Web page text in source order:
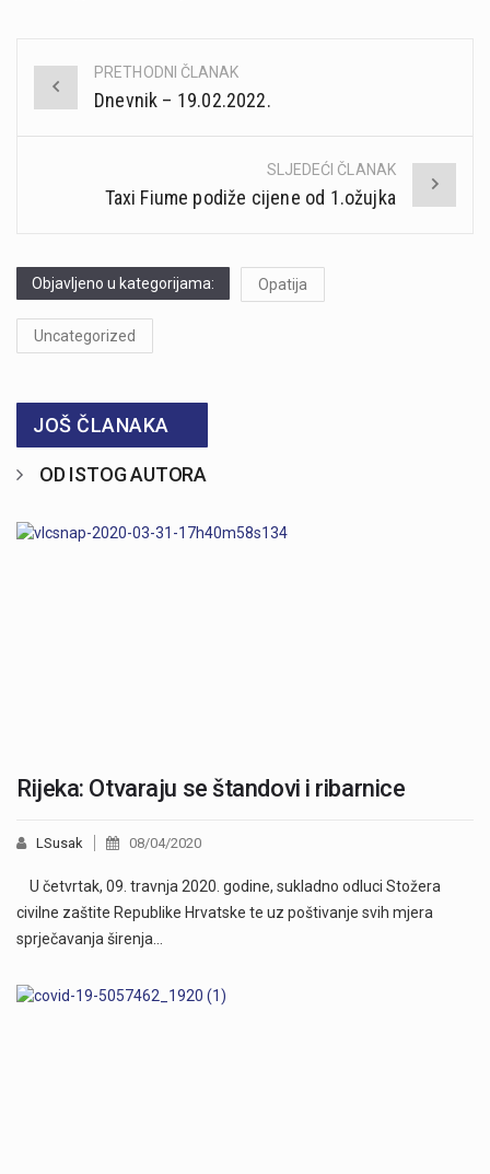
Post
PRETHODNI ČLANAK
Dnevnik – 19.02.2022.
SLJEDEĆI ČLANAK
Taxi Fiume podiže cijene od 1.ožujka
Objavljeno u kategorijama: Opatija
Uncategorized
JOŠ ČLANAKA
OD ISTOG AUTORA
Rijeka: Otvaraju se štandovi i ribarnice
LSusak 08/04/2020
U četvrtak, 09. travnja 2020. godine, sukladno odluci Stožera
civilne zaštite Republike Hrvatske te uz poštivanje svih mjera
sprječavanja širenja…